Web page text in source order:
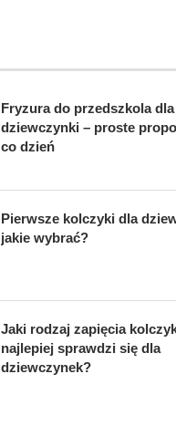
Fryzura do przedszkola dla
dziewczynki – proste
co dzień
Pierwsze kolczyki dla
jakie wybrać?
Jaki rodzaj zapięcia
najlepiej sprawdzi się dla
dziewczynek?